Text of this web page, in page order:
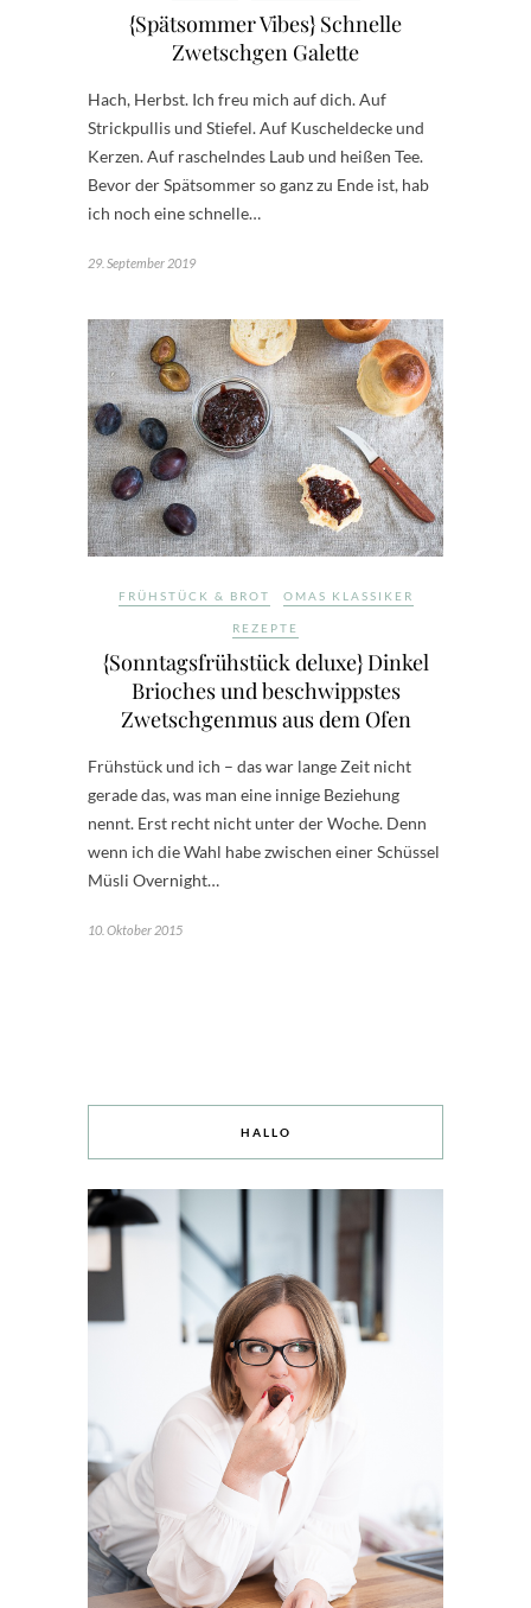
{Spätsommer Vibes} Schnelle
Zwetschgen Galette
Hach, Herbst. Ich freu mich auf dich. Auf
Strickpullis und Stiefel. Auf Kuscheldecke und
Kerzen. Auf raschelndes Laub und heißen Tee.
Bevor der Spätsommer so ganz zu Ende ist, hab
ich noch eine schnelle…
29. September 2019
FRÜHSTÜCK & BROT OMAS KLASSIKER
REZEPTE
{Sonntagsfrühstück deluxe} Dinkel
Brioches und beschwippstes
Zwetschgenmus aus dem Ofen
Frühstück und ich – das war lange Zeit nicht
gerade das, was man eine innige Beziehung
nennt. Erst recht nicht unter der Woche. Denn
wenn ich die Wahl habe zwischen einer Schüssel
Müsli Overnight…
10. Oktober 2015
HALLO